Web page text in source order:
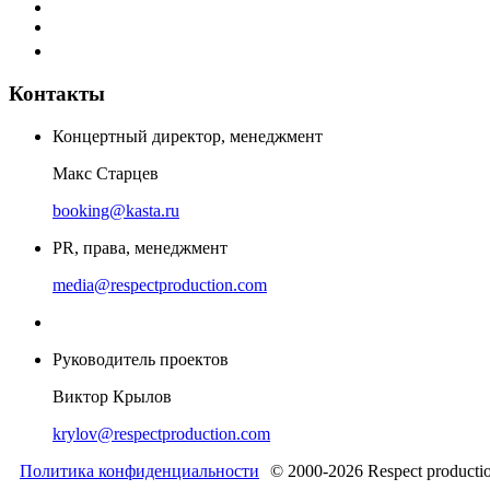
Контакты
Концертный директор, менеджмент
Макс Старцев
booking@kasta.ru
PR, права, менеджмент
media@respectproduction.com
Руководитель проектов
Виктор Крылов
krylov@respectproduction.com
Политика конфиденциальности
© 2000-2026 Respect